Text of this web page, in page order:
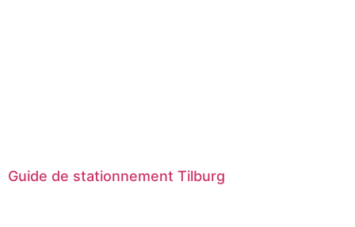
Guide de stationnement Tilburg